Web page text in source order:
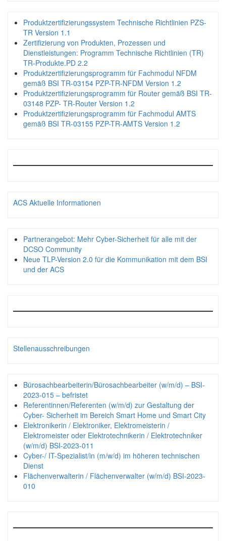
Produktzertifizierungssystem Technische Richtlinien PZS-
TR Version 1.1
Zertifizierung von Produkten, Prozessen und
Dienstleistungen: Programm Technische Richtlinien (TR)
TR-Produkte.PD 2.2
Produktzertifizierungsprogramm für Fachmodul NFDM
gemäß BSI TR-03154 PZP-TR-NFDM Version 1.2
Produktzertifizierungsprogramm für Router gemäß BSI TR-
03148 PZP- TR-Router Version 1.2
Produktzertifizierungsprogramm für Fachmodul AMTS
gemäß BSI TR-03155 PZP-TR-AMTS Version 1.2
ACS Aktuelle Informationen
Partnerangebot: Mehr Cyber-Sicherheit für alle mit der
DCSO Community
Neue TLP-Version 2.0 für die Kommunikation mit dem BSI
und der ACS
Stellenausschreibungen
Bürosachbearbeiterin/Bürosachbearbeiter (w/m/d) – BSI-
2023-015 – befristet
Referentinnen/Referenten (w/m/d) zur Gestaltung der
Cyber- Sicherheit im Bereich Smart Home und Smart City
Elektronikerin / Elektroniker, Elektromeisterin /
Elektromeister oder Elektrotechnikerin / Elektrotechniker
(w/m/d) BSI-2023-011
Cyber-/ IT-Spezialist/in (m/w/d) im höheren technischen
Dienst
Flächenverwalterin / Flächenverwalter (w/m/d) BSI-2023-
010